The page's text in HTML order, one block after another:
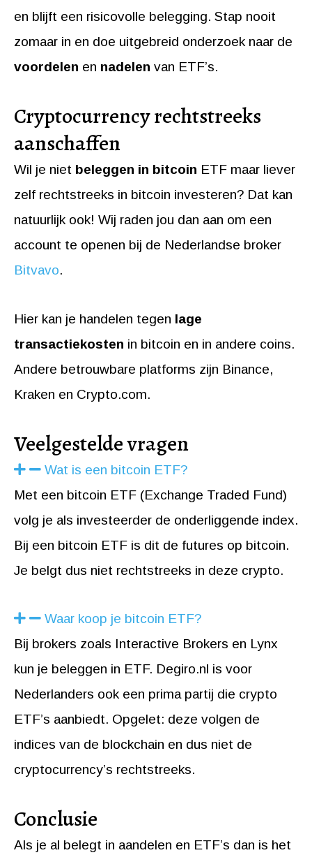
en blijft een risicovolle belegging. Stap nooit
zomaar in en doe uitgebreid onderzoek naar de
voordelen en nadelen van ETF’s.
Cryptocurrency rechtstreeks
aanschaffen
Wil je niet beleggen in bitcoin ETF maar liever
zelf rechtstreeks in bitcoin investeren? Dat kan
natuurlijk ook! Wij raden jou dan aan om een
account te openen bij de Nederlandse broker
Bitvavo.
Hier kan je handelen tegen lage
transactiekosten in bitcoin en in andere coins.
Andere betrouwbare platforms zijn Binance,
Kraken en Crypto.com.
Veelgestelde vragen
Wat is een bitcoin ETF?
Met een bitcoin ETF (Exchange Traded Fund)
volg je als investeerder de onderliggende index.
Bij een bitcoin ETF is dit de futures op bitcoin.
Je belgt dus niet rechtstreeks in deze crypto.
Waar koop je bitcoin ETF?
Bij brokers zoals Interactive Brokers en Lynx
kun je beleggen in ETF. Degiro.nl is voor
Nederlanders ook een prima partij die crypto
ETF’s aanbiedt. Opgelet: deze volgen de
indices van de blockchain en dus niet de
cryptocurrency’s rechtstreeks.
Conclusie
Als je al belegt in aandelen en ETF’s dan is het